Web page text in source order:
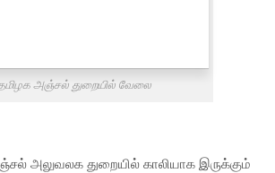
அஞ்சல் துறையில் வேலை
அலுவலக துறையில் காலியாக இருக்கும்